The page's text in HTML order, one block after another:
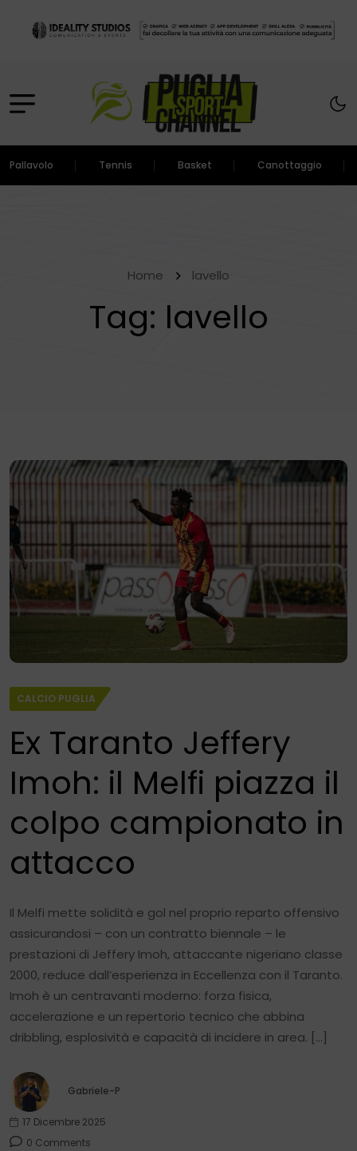
Pallavolo Tennis Basket Canottaggio
Home lavello
Tag: lavello
CALCIO PUGLIA
Ex Taranto Jeffery
Imoh: il Melfi piazza il
colpo campionato in
attacco
Il Melfi mette solidità e gol nel proprio reparto offensivo
assicurandosi – con un contratto biennale – le
prestazioni di Jeffery Imoh, attaccante nigeriano classe
2000, reduce dall’esperienza in Eccellenza con il Taranto.
Imoh è un centravanti moderno: forza fisica,
accelerazione e un repertorio tecnico che abbina
dribbling, esplosività e capacità di incidere in area. […]
Gabriele-P
17 Dicembre 2025
0 Comments